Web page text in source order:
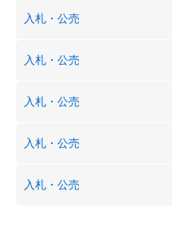
入札・公売
入札・公売
入札・公売
入札・公売
入札・公売